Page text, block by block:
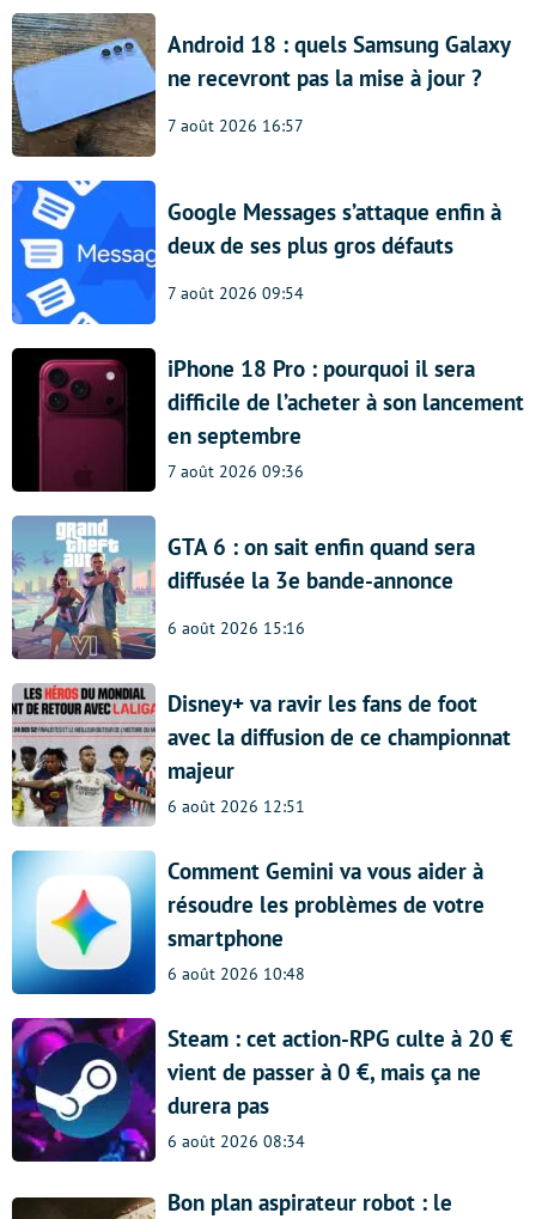
Android 18 : quels Samsung Galaxy
ne recevront pas la mise à jour ?
7 août 2026 16:57
Google Messages s’attaque enfin à
deux de ses plus gros défauts
7 août 2026 09:54
iPhone 18 Pro : pourquoi il sera
difficile de l’acheter à son lancement
en septembre
7 août 2026 09:36
GTA 6 : on sait enfin quand sera
diffusée la 3e bande-annonce
6 août 2026 15:16
Disney+ va ravir les fans de foot
avec la diffusion de ce championnat
majeur
6 août 2026 12:51
Comment Gemini va vous aider à
résoudre les problèmes de votre
smartphone
6 août 2026 10:48
Steam : cet action-RPG culte à 20 €
vient de passer à 0 €, mais ça ne
durera pas
6 août 2026 08:34
Bon plan aspirateur robot : le